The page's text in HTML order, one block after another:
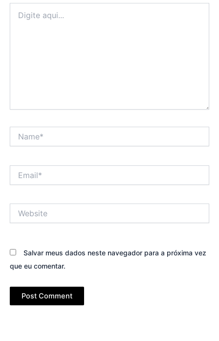
aqui...
Salvar meus dados neste navegador para a próxima vez
que eu comentar.